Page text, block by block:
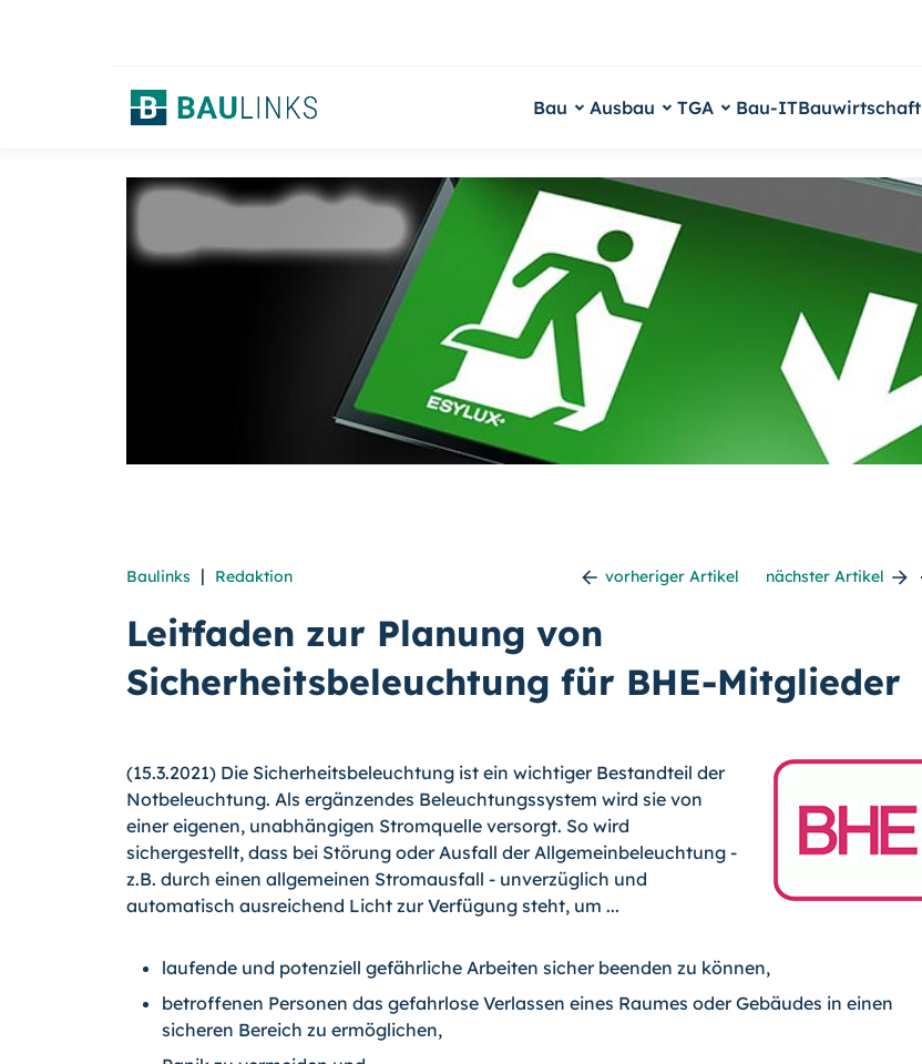
Bau Ausbau TGA Bau-ITBauwirtschaft
Baulinks | Redaktion vorheriger Artikel nächster Artikel
Leitfaden zur Planung von
Sicherheitsbeleuchtung für BHE-Mitglieder
(15.3.2021) Die Sicherheitsbeleuchtung ist ein wichtiger Bestandteil der
Notbeleuchtung. Als ergänzendes Beleuchtungssystem wird sie von
einer eigenen, unabhängigen Stromquelle versorgt. So wird
sichergestellt, dass bei Störung oder Ausfall der Allgemeinbeleuchtung -
z.B. durch einen allgemeinen Stromausfall - unverzüglich und
automatisch ausreichend Licht zur Verfügung steht, um ...
laufende und potenziell gefährliche Arbeiten sicher beenden zu können,
betroffenen Personen das gefahrlose Verlassen eines Raumes oder Gebäudes in einen
sicheren Bereich zu ermöglichen,